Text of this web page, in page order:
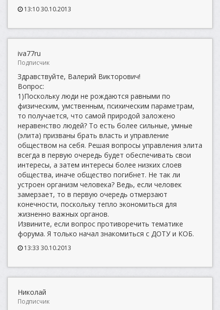
13:10 30.10.2013
iva77ru
Подписчик
Здравствуйте, Валерий Викторович!
Вопрос:
1)Поскольку люди не рождаются равными по
физическим, умственным, психическим параметрам,
то получается, что самой природой заложено
неравенство людей? То есть более сильные, умные
(элита) призваны брать власть и управление
обществом на себя. Решая вопросы управления элита
всегда в первую очередь будет обеспечивать свои
интересы, а затем интересы более низких слоев
общества, иначе общество погибнет. Не так ли
устроен организм человека? Ведь, если человек
замерзает, то в первую очередь отмерзают
конечности, поскольку тепло экономиться для
жизненно важных органов.
Извините, если вопрос противоречить тематике
форума. Я только начал знакомиться с ДОТУ и КОБ.
13:33 30.10.2013
Николай
Подписчик